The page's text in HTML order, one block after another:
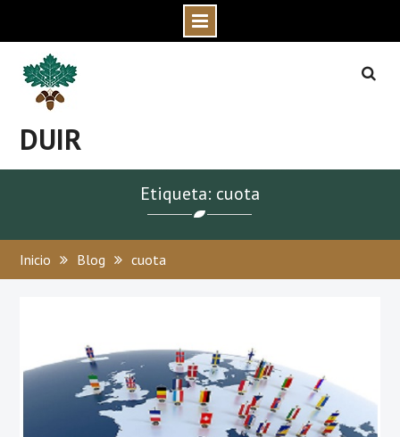
content
DUIR
Etiqueta: cuota
Inicio Blog cuota